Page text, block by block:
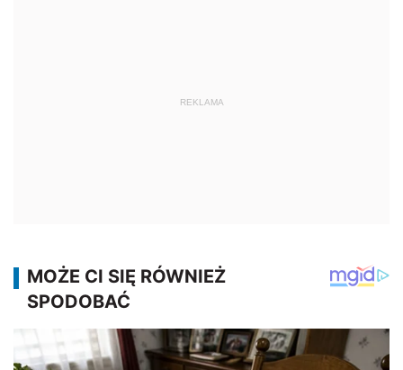
REKLAMA